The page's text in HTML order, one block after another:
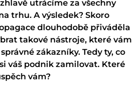
utrácíme za všechny
trhu. A výsledek? Skoro
dlouhodobě přiváděla
takové nástroje, které vám
zákazníky. Tedy ty, co
váš podnik zamilovat. Které
vám?